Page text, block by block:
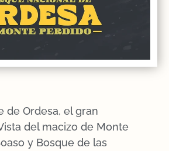
de Ordesa, el gran
del macizo de Monte
y Bosque de las